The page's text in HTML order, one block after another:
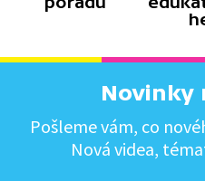
Novinky
Pošleme vám, co
Nová videa,